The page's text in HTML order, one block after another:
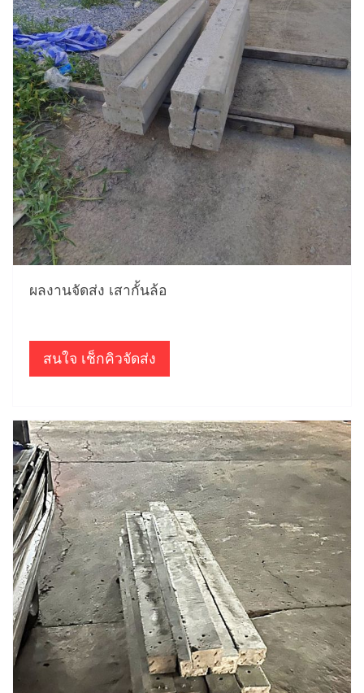
ผลงานจัดส่ง เสากั้นล้อ
สนใจ เช็กคิวจัดส่ง